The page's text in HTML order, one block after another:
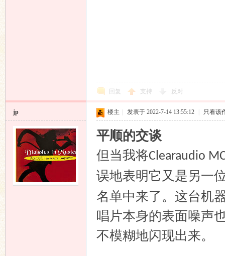
回复 支持 反对
jp 楼主 发表于 2022-7-14 13:55:12 只看该
平顺的交谈
但当我将Clearaudio
误地表明它又是另一
名单中来了。这台机
唱片本身的表面噪声
不模糊地闪现出来。